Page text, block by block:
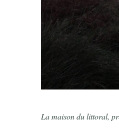
La maison du littoral,